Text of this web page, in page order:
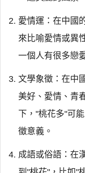
愛情運：在中國
來比喻愛情或異
一個人有很多戀
文學象徵：在中
美好、愛情、青
下，"桃花多"可
徵意義。
成語或俗語：在